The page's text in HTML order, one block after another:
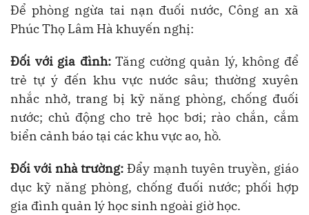
Để phòng ngừa tai nạn đuối nước, Công an xã
Phúc Thọ Lâm Hà khuyến nghị:
Đối với gia đình:Tăng cường quản lý, không để
trẻ tự ý đến khu vực nước sâu; thường xuyên
nhắc nhở, trang bị kỹ năng phòng, chống đuối
nước; chủ động cho trẻ học bơi; rào chắn, cắm
biển cảnh báo tại các khu vực ao, hồ.
Đối với nhà trường: Đẩy mạnh tuyên truyền, giáo
dục kỹ năng phòng, chống đuối nước; phối hợp
gia đình quản lý học sinh ngoài giờ học.